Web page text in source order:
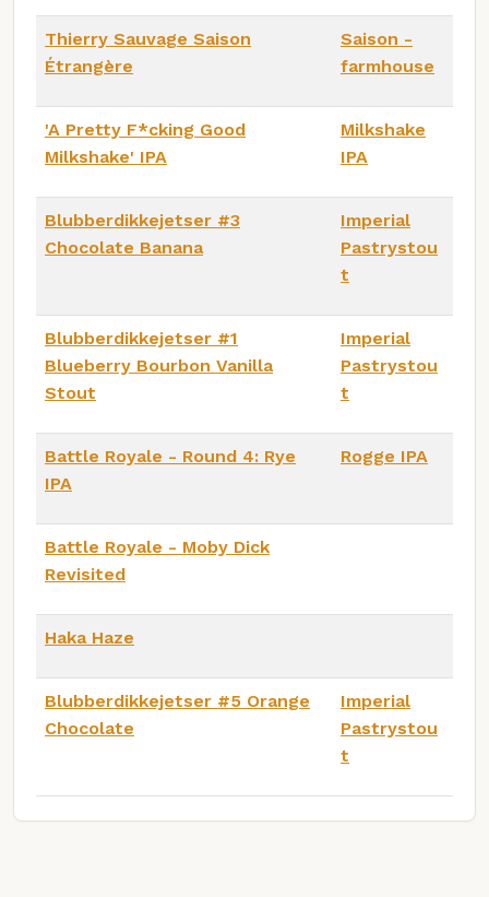
Thierry Sauvage Saison
Étrangère
Saison -
farmhouse
'A Pretty F*cking Good
Milkshake' IPA
Milkshake
IPA
Blubberdikkejetser #3
Chocolate Banana
Imperial
Pastrystou
t
Blubberdikkejetser #1
Blueberry Bourbon Vanilla
Stout
Imperial
Pastrystou
t
Battle Royale - Round 4: Rye
IPA
Rogge IPA
Battle Royale - Moby Dick
Revisited
Haka Haze
Blubberdikkejetser #5 Orange
Chocolate
Imperial
Pastrystou
t